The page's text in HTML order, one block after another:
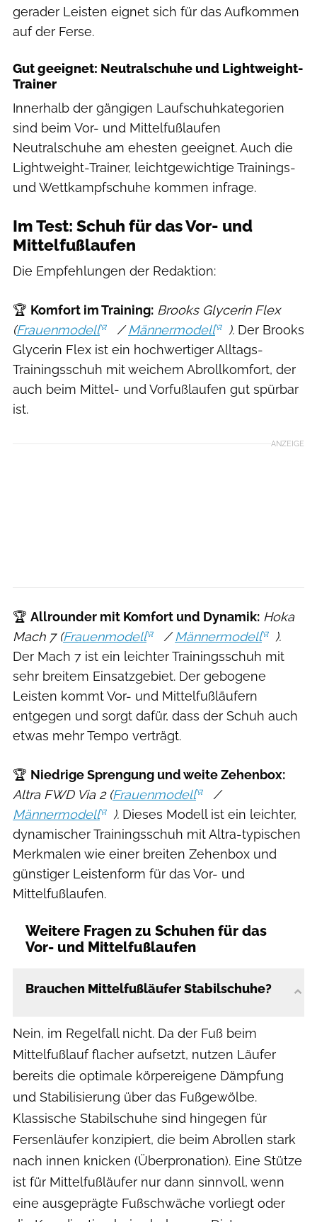
gerader Leisten eignet sich für das Aufkommen
auf der Ferse.
Gut geeignet: Neutralschuhe und Lightweight-
Trainer
Innerhalb der gängigen Laufschuhkategorien
sind beim Vor- und Mittelfußlaufen
Neutralschuhe am ehesten geeignet. Auch die
Lightweight-Trainer, leichtgewichtige Trainings-
und Wettkampfschuhe kommen infrage.
Im Test: Schuh für das Vor- und
Mittelfußlaufen
Die Empfehlungen der Redaktion:
🏆 Komfort im Training: Brooks Glycerin Flex
(Frauenmodell /Männermodell ). Der Brooks
Glycerin Flex ist ein hochwertiger Alltags-
Trainingsschuh mit weichem Abrollkomfort, der
auch beim Mittel- und Vorfußlaufen gut spürbar
ist.
ANZEIGE
🏆 Allrounder mit Komfort und Dynamik: Hoka
Mach 7 (Frauenmodell /Männermodell
).
Der Mach 7 ist ein leichter Trainingsschuh mit
sehr breitem Einsatzgebiet. Der gebogene
Leisten kommt Vor- und Mittelfußläufern
entgegen und sorgt dafür, dass der Schuh auch
etwas mehr Tempo verträgt.
🏆 Niedrige Sprengung und weite Zehenbox:
Altra FWD Via 2 (Frauenmodell
/
Männermodell
). Dieses Modell ist ein leichter,
dynamischer Trainingsschuh mit Altra-typischen
Merkmalen wie einer breiten Zehenbox und
günstiger Leistenform für das Vor- und
Mittelfußlaufen.
Weitere Fragen zu Schuhen für das
Vor- und Mittelfußlaufen
Brauchen Mittelfußläufer Stabilschuhe?
Nein, im Regelfall nicht. Da der Fuß beim
Mittelfußlauf flacher aufsetzt, nutzen Läufer
bereits die optimale körpereigene Dämpfung
und Stabilisierung über das Fußgewölbe.
Klassische Stabilschuhe sind hingegen für
Fersenläufer konzipiert, die beim Abrollen stark
nach innen knicken (Überpronation). Eine Stütze
ist für Mittelfußläufer nur dann sinnvoll, wenn
eine ausgeprägte Fußschwäche vorliegt oder